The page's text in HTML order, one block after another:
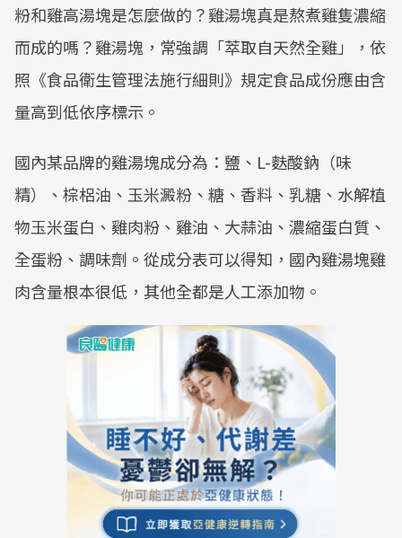
粉和雞高湯塊是怎麼做的？雞湯塊真是熬煮雞隻濃縮
而成的嗎？雞湯塊，常強調「萃取自天然全雞」，依
照《食品衛生管理法施行細則》規定食品成份應由含
量高到低依序標示。
國內某品牌的雞湯塊成分為：鹽、L-麩酸鈉（味
精）、棕梠油、玉米澱粉、糖、香料、乳糖、水解植
物玉米蛋白、雞肉粉、雞油、大蒜油、濃縮蛋白質、
全蛋粉、調味劑。從成分表可以得知，國內雞湯塊雞
肉含量根本很低，其他全都是人工添加物。